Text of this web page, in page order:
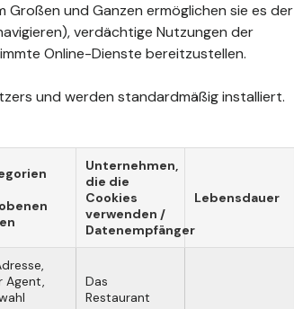
und Ganzen ermöglichen sie es der
verdächtige Nutzungen der
Online-Dienste bereitzustellen.
und werden standardmäßig installiert.
Unternehmen,
die die
Cookies
verwenden /
Datenempfänger
Lebensdauer
Agent,
Das
Restaurant